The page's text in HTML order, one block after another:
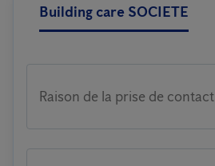
Building care SOCIETE
Raison de la prise de contact